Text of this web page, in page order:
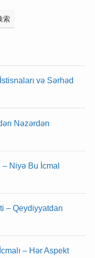
索
və Sərhəd
Nəzərdən
– Niyə Bu İcmal
– Qeydiyyatdan
– Hər Aspekt